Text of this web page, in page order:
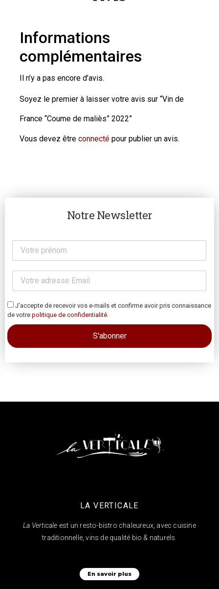
Informations
complémentaires
Il n’y a pas encore d’avis.
Soyez le premier à laisser votre avis sur “Vin de
France “Coume de maliès” 2022”
Vous devez être connecté pour publier un avis.
Notre Newsletter
J'accepte de recevoir vos e-mails et confirme avoir pris connaissance
de votre politique de confidentialité.
LA VERTICALE
La Verticale est un resto-bistro chaleureux, avec cuisine
traditionnelle, vins de qualité bio & naturels.
En savoir plus